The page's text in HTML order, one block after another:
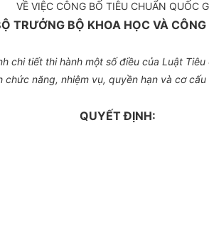
VỀ VIỆC CÔNG BỐ TIÊU CHUẨN QUỐC
TRƯỞNG BỘ KHOA HỌC VÀ CÔNG
chi tiết thi hành một số điều của Luật
năng, nhiệm vụ, quyền hạn và cơ
QUYẾT ĐỊNH: